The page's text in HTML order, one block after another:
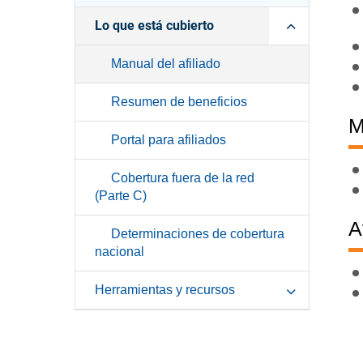
Lo que está cubierto
Manual del afiliado
Resumen de beneficios
Portal para afiliados
Cobertura fuera de la red
(Parte C)
Determinaciones de cobertura
nacional
Herramientas y recursos